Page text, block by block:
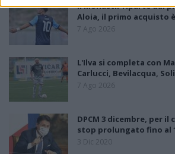
Il Monastir riparte dai
Aloia, il primo acquisto
7 Ago 2026
L'Ilva si completa con
Carlucci, Bevilacqua,
7 Ago 2026
DPCM 3 dicembre, per
stop prolungato fino al
3 Dic 2020